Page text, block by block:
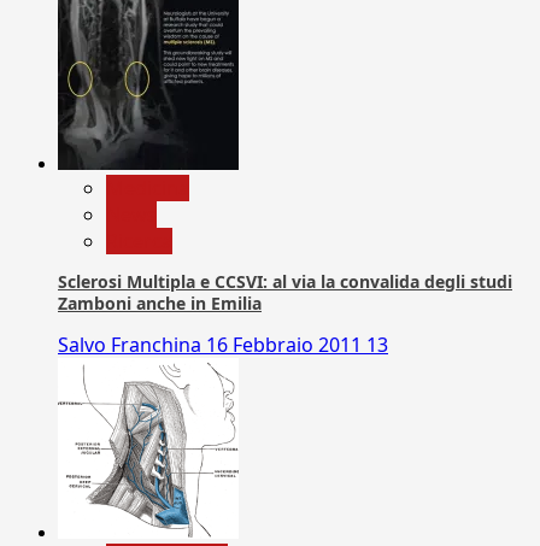
Sclerosi Multipla e CCSVI: al via la convalida degli studi
Zamboni anche in Emilia
Salvo Franchina 16 Febbraio 2011 13